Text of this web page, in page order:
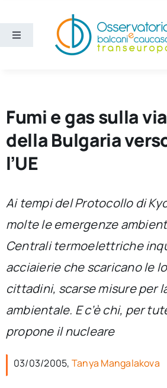
contenuto
Toggle
Ricerca e divulgazione
Chi siamo
per:
Newsletter
Fumi e gas sulla via
della Bulgaria
l’UE
Ai tempi del Protocollo di
molte le emergenze
Centrali termoelettriche
acciaierie che scaricano le
cittadini, scarse misure per
ambientale. E c’è chi, per
propone il nucleare
03/03/2005, Tanya Mangalakova